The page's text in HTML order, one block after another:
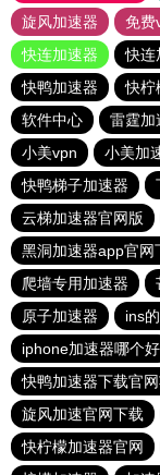
旋风加速器
免费
快连加速器
快连
快鸭加速器
快柠
软件中心
雷霆加
小美vpn
小美加
快鸭梯子加速器
云梯加速器官网版
黑洞加速器app官网
爬墙专用加速器
原子加速器
ins
iphone加速器哪个好
快鸭加速器下载官
旋风加速官网下载
快柠檬加速器官网